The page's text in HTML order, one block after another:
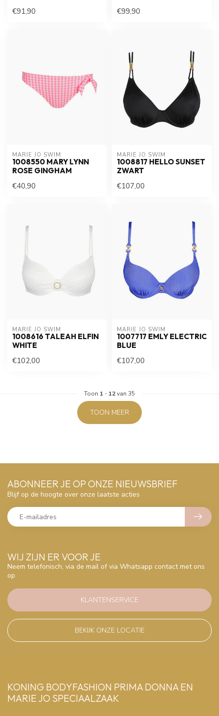
€91,90 €99,90
MARIE JO SWIM
1008550 MARY LYNN
ROSE GINGHAM
€40,90
MARIE JO SWIM
1008817 HELLO SUNSET
ZWART
€107,00
MARIE JO SWIM
1008616 TALEAH ELFIN
WHITE
€102,00
MARIE JO SWIM
1007717 EMLY ELECTRIC
BLUE
€107,00
Toon 1 - 12van 35
TOON MEER
WIJ ZIJN ER VOOR JE
Neem telefonisch, via de mail of via Whatsapp contact met ons
op
KLANTENSERVICE
BEKIJK ONZE LOCATIE
ABONNEER JE OP ONZE NIEUWSBRIEF
Blijf op de hoogte over onze laatste acties
KONING BODYFASHION PRIMA DONNA EN
MARIE JO SPECIAALZAAK